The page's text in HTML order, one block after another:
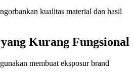
kualitas material dan hasil
Kurang Fungsional
membuat eksposur brand